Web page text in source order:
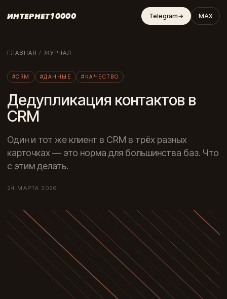
ИНТЕРНЕТ10000 Telegram→ MAX
ГЛАВНАЯ / ЖУРНАЛ
#CRM #ДАННЫЕ #КАЧЕСТВО
Дедупликация контактов в
CRM
Один и тот же клиент в CRM в трёх разных
карточках — это норма для большинства баз. Что
с этим делать.
24 МАРТА 2026